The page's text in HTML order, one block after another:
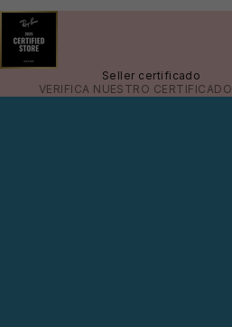
Seller certificado
VERIFICA NUESTRO CERTIFICADO